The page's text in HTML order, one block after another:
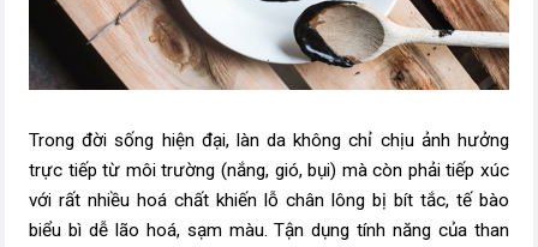
Trong đời sống hiện đại, làn da không chỉ chịu ảnh hưởng
trực tiếp từ môi trường (nắng, gió, bụi) mà còn phải tiếp xúc
với rất nhiều hoá chất khiến lỗ chân lông bị bít tắc, tế bào
biểu bì dễ lão hoá, sạm màu. Tận dụng tính năng của than